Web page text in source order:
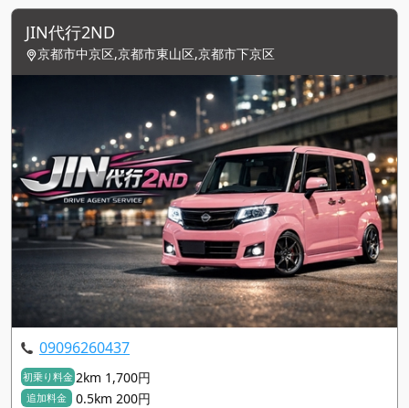
JIN代行2ND
京都市中京区,京都市東山区,京都市下京区
09096260437
初乗り料金 2km 1,700円
追加料金 0.5km 200円